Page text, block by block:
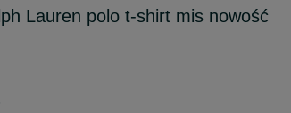
Lauren polo t-shirt mis nowość